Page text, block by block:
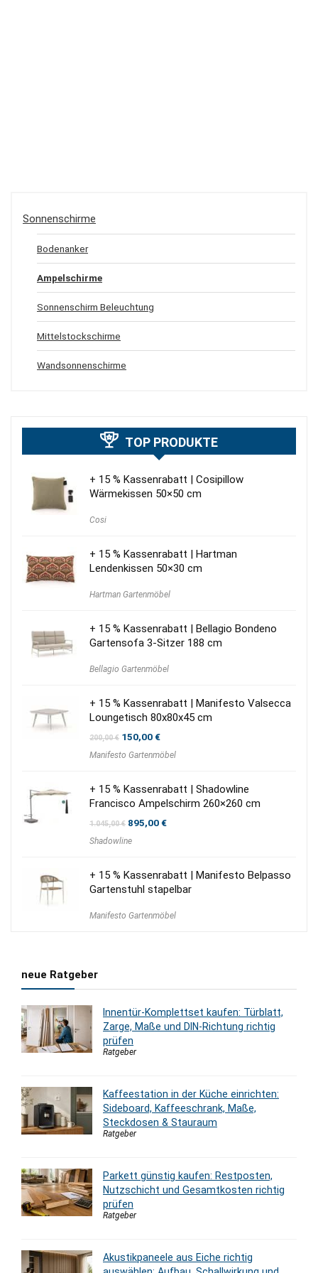
Sonnenschirme
Bodenanker
Ampelschirme
Sonnenschirm Beleuchtung
Mittelstockschirme
Wandsonnenschirme
TOP PRODUKTE
+ 15 % Kassenrabatt | Cosipillow
Wärmekissen 50×50 cm
Cosi
+ 15 % Kassenrabatt | Hartman
Lendenkissen 50×30 cm
Hartman Gartenmöbel
+ 15 % Kassenrabatt | Bellagio Bondeno
Gartensofa 3-Sitzer 188 cm
Bellagio Gartenmöbel
+ 15 % Kassenrabatt | Manifesto Valsecca
Loungetisch 80x80x45 cm
200,00€ Ursprünglicher
war:
150,00€Aktueller
ist:
Manifesto Gartenmöbel
+ 15 % Kassenrabatt | Shadowline
Francisco Ampelschirm 260×260 cm
1.045,00€ Ursprünglicher
war:
895,00€Aktueller
Shadowline
+ 15 % Kassenrabatt | Manifesto Belpasso
Gartenstuhl stapelbar
Manifesto Gartenmöbel
neue Ratgeber
Innentür-Komplettset kaufen: Türblatt,
Zarge, Maße und DIN-Richtung richtig
prüfen
Ratgeber
Kaffeestation in der Küche einrichten:
Sideboard, Kaffeeschrank, Maße,
Steckdosen & Stauraum
Ratgeber
Parkett günstig kaufen: Restposten,
Nutzschicht und Gesamtkosten richtig
prüfen
Ratgeber
Akustikpaneele aus Eiche richtig